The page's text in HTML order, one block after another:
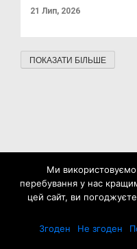
21 Лип, 2026
ПОКАЗАТИ БІЛЬШЕ
Ми
перебування у нас
цей сайт, ви
Згоден
Не згоден